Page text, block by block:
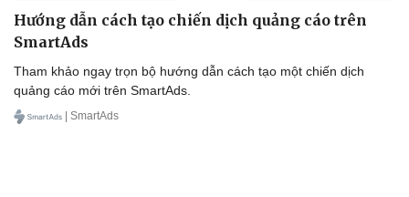
Hướng dẫn cách tạo chiến dịch quảng cáo trên
SmartAds
Tham khảo ngay trọn bộ hướng dẫn cách tạo một chiến dịch
quảng cáo mới trên SmartAds.
| SmartAds